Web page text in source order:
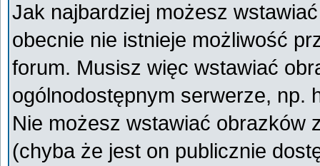
Jak najbardziej możesz
obecnie nie istnieje możliwość
forum. Musisz więc wstawiać
ogólnodostępnym serwerze, np.
Nie możesz wstawiać obrazków
(chyba że jest on publicznie